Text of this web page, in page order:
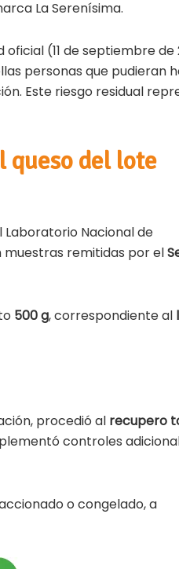
La Serenísima.
(11 de septiembre de
personas que pudieran
Este riesgo residual
queso del lote
Nacional de
muestras remitidas por el
500 g, correspondiente al
procedió al recupero
controles
o congelado, a